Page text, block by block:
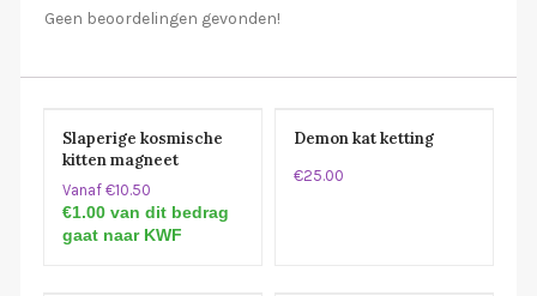
Geen beoordelingen gevonden!
Slaperige kosmische
kitten magneet
Vanaf €10.50
€1.00 van dit bedrag
gaat naar KWF
Demon kat ketting
€25.00